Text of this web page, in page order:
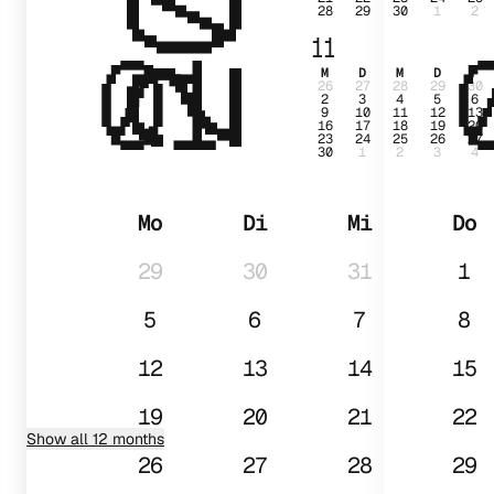
28 29 30 1 2
11
M D M D F
26 27 28 29 30
2 3 4 5 6
9 10 11 12 13
16 17 18 19 20
23 24 25 26 27
30 1 2 3 4
01
Mo Di Mi
Do
29
30 31
1
5
6 7
8
12
13 14
15
19
20 21
22
26
27 28 29
Show all 12 months